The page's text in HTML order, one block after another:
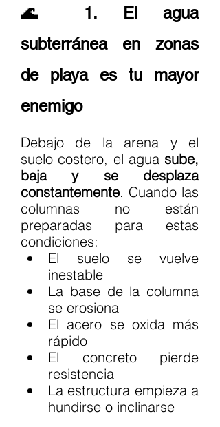
🌊 1. El agua
subterránea en zonas
de playa es tu mayor
enemigo
Debajo de la arena y el
suelo costero, el agua sube,
baja y se desplaza
constantemente. Cuando las
columnas no están
preparadas para estas
condiciones:
El suelo se vuelve
inestable
La base de la columna
se erosiona
El acero se oxida más
rápido
El concreto pierde
resistencia
La estructura empieza a
hundirse o inclinarse